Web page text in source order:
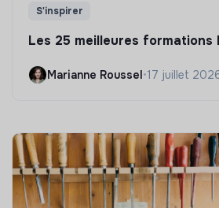
S'inspirer
Les 25 meilleures formations
Marianne Roussel•17 juillet